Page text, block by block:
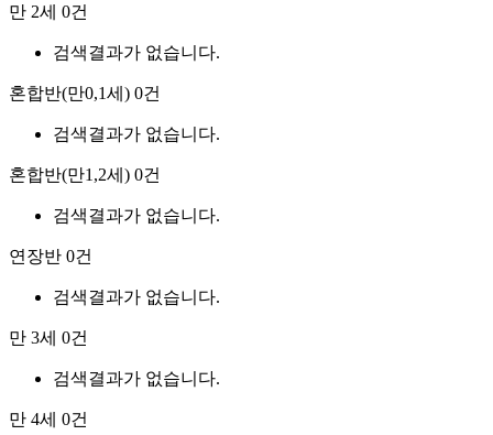
만 2세 0건
검색결과가 없습니다.
혼합반(만0,1세) 0건
검색결과가 없습니다.
혼합반(만1,2세) 0건
검색결과가 없습니다.
연장반 0건
검색결과가 없습니다.
만 3세 0건
검색결과가 없습니다.
만 4세 0건